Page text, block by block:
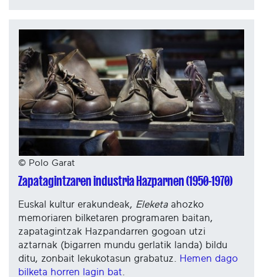
© Polo Garat
Zapatagintzaren industria Hazparnen (1950-1970)
Euskal kultur erakundeak, Eleketa ahozko
memoriaren bilketaren programaren baitan,
zapatagintzak Hazpandarren gogoan utzi
aztarnak (bigarren mundu gerlatik landa) bildu
ditu, zonbait lekukotasun grabatuz.
Hemen dago
bilketa horren lagin bat